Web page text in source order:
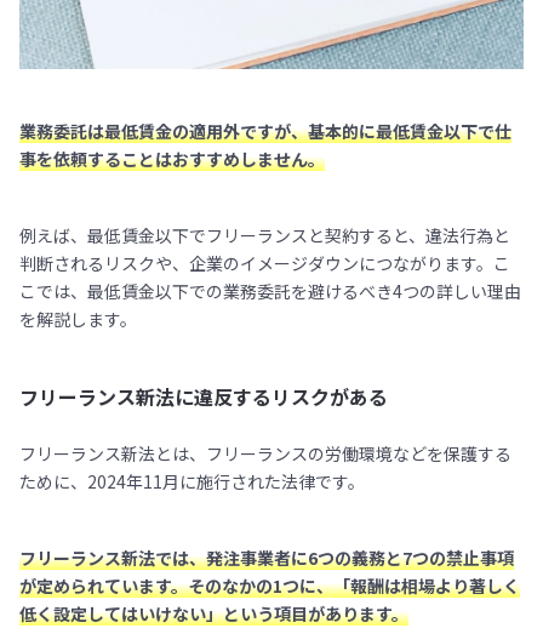
業務委託は最低賃金の適用外ですが、基本的に最低賃金以下で仕
事を依頼することはおすすめしません。
例えば、最低賃金以下でフリーランスと契約すると、違法行為と
判断されるリスクや、企業のイメージダウンにつながります。こ
こでは、最低賃金以下での業務委託を避けるべき4つの詳しい理由
を解説します。
フリーランス新法に違反するリスクがある
フリーランス新法とは、フリーランスの労働環境などを保護する
ために、2024年11月に施行された法律です。
フリーランス新法では、発注事業者に6つの義務と7つの禁止事項
が定められています。そのなかの1つに、「報酬は相場より著しく
低く設定してはいけない」という項目があります。